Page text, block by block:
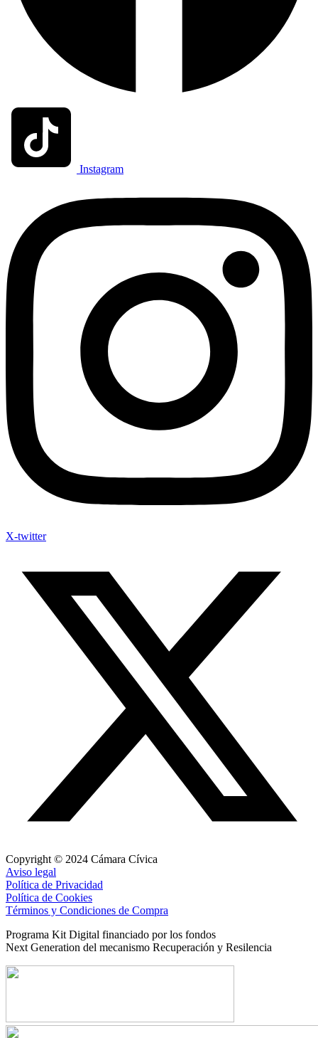
Instagram
X-twitter
Copyright © 2024 Cámara Cívica
Aviso legal
Política de Privacidad
Política de Cookies
Términos y Condiciones de Compra
Programa Kit Digital financiado por los fondos
Next Generation del mecanismo Recuperación y Resilencia